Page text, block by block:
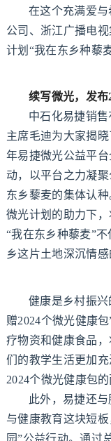
在这个充满爱
公司、浙江广播电
计划“我在东乡种藜
续写微光，发布
中石化易捷销
主席毛迪为大家揭
年易捷微光公益平
动，以平台之力凝
东乡藜麦的集体认
微光计划的助力下，
“我在东乡种藜麦”
乡这片土地深沉情感
健康是乡村振
赠2024个微光健康
疗物资和健康食品
们的教学生活更加
2024个微光健康包
此外，易捷还
与健康教育这块短
园”公益行动。通过